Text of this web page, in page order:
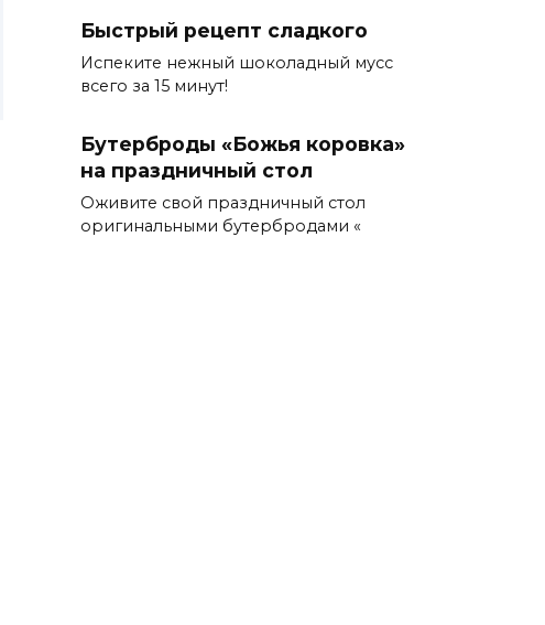
Быстрый рецепт сладкого
Испеките нежный шоколадный мусс
всего за 15 минут!
Бутерброды «Божья коровка»
на праздничный стол
Оживите свой праздничный стол
оригинальными бутербродами «